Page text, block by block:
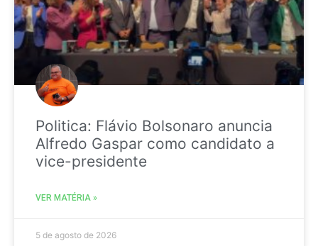
Politica: Flávio Bolsonaro anuncia
Alfredo Gaspar como candidato a
vice-presidente
VER MATÉRIA »
5 de agosto de 2026